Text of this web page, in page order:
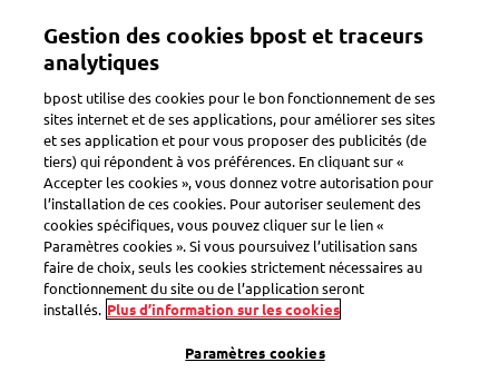
contenu
Toggle navigation
Gestion des cookies bpost et traceurs
analytiques
bpost utilise des cookies pour le bon fonctionnement de ses
sites internet et de ses applications, pour améliorer ses sites
et ses application et pour vous proposer des publicités (de
tiers) qui répondent à vos préférences. En cliquant sur «
Accepter les cookies », vous donnez votre autorisation pour
l’installation de ces cookies. Pour autoriser seulement des
cookies spécifiques, vous pouvez cliquer sur le lien «
Paramètres cookies ». Si vous poursuivez l’utilisation sans
faire de choix, seuls les cookies strictement nécessaires au
fonctionnement du site ou de l’application seront
installés. Plus d’information sur les cookies
Paramètres cookies